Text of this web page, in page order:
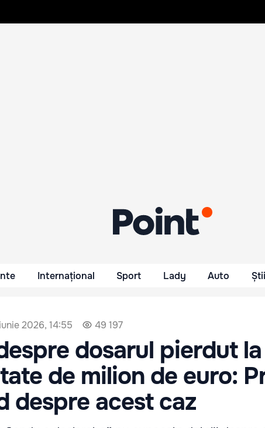
Internațional Sport Lady Auto
2026, 14:55 49 197
dosarul pierdut la
de milion de euro:
despre acest caz